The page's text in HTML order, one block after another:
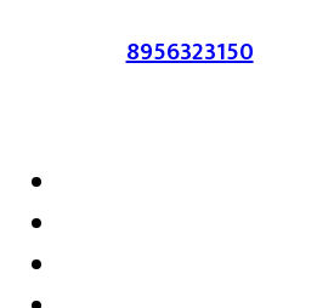
संपर्क :-8956323150/ ईमेल :-